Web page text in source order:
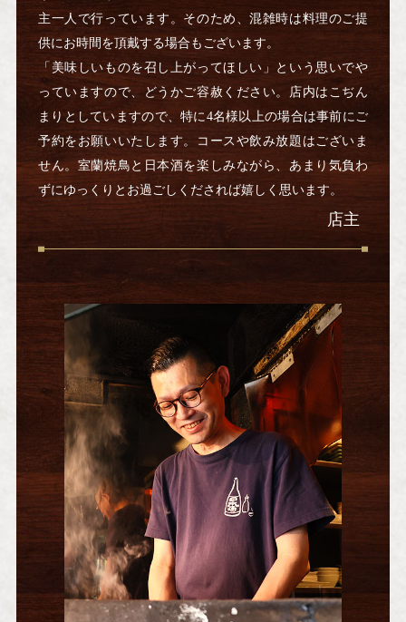
主一人で行っています。そのため、混雑時は料理のご提
供にお時間を頂戴する場合もございます。
「美味しいものを召し上がってほしい」という思いでや
っていますので、どうかご容赦ください。店内はこぢん
まりとしていますので、特に4名様以上の場合は事前にご
予約をお願いいたします。コースや飲み放題はございま
せん。室蘭焼鳥と日本酒を楽しみながら、あまり気負わ
ずにゆっくりとお過ごしくだされば嬉しく思います。
店主